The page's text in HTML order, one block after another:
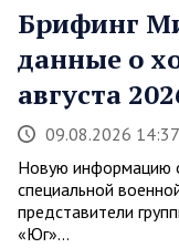
Брифинг
данные о
августа
09.08.2026 14:37
Новую информацию
специальной
представители
«Юг»…